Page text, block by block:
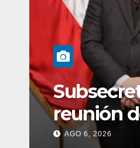
reunión
delAGO 6, 2026